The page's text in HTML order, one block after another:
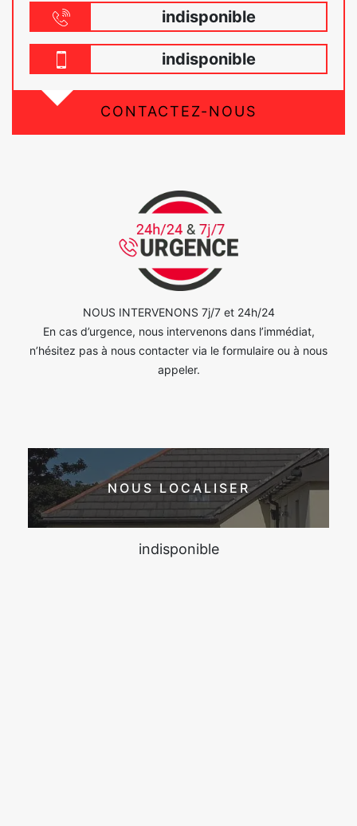
indisponible
indisponible
CONTACTEZ-NOUS
NOUS INTERVENONS 7j/7 et 24h/24
En cas d’urgence, nous intervenons dans l’immédiat,
n’hésitez pas à nous contacter via le formulaire ou à nous
appeler.
NOUS LOCALISER
indisponible